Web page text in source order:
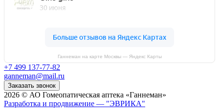
Ганнеман на карте Москвы — Яндекс Карты
+7 499 137-77-82
ganneman@mail.ru
Заказать звонок
2026 © АО Гомеопатическая аптека «Ганнеман»
Разработка и продвижение — "ЭВРИКА"